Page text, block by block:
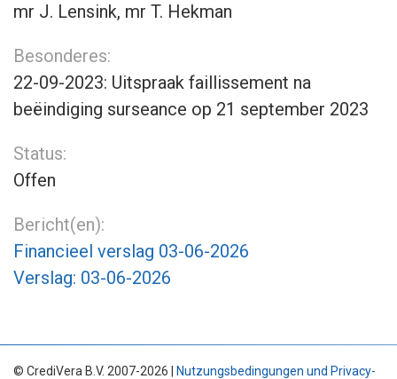
mr J. Lensink, mr T. Hekman
Besonderes:
22-09-2023: Uitspraak faillissement na
beëindiging surseance op 21 september 2023
Status:
Offen
Bericht(en):
Financieel verslag 03-06-2026
Verslag: 03-06-2026
© CrediVera B.V. 2007-2026 | Nutzungsbedingungen und Privacy-